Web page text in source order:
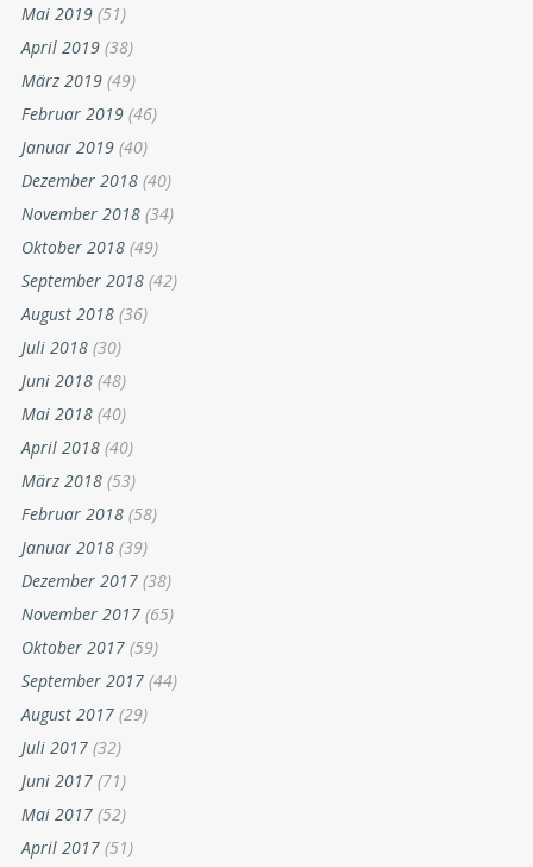
Mai 2019 (51)
April 2019 (38)
März 2019 (49)
Februar 2019 (46)
Januar 2019 (40)
Dezember 2018 (40)
November 2018 (34)
Oktober 2018 (49)
September 2018 (42)
August 2018 (36)
Juli 2018 (30)
Juni 2018 (48)
Mai 2018 (40)
April 2018 (40)
März 2018 (53)
Februar 2018 (58)
Januar 2018 (39)
Dezember 2017 (38)
November 2017 (65)
Oktober 2017 (59)
September 2017 (44)
August 2017 (29)
Juli 2017 (32)
Juni 2017 (71)
Mai 2017 (52)
April 2017 (51)